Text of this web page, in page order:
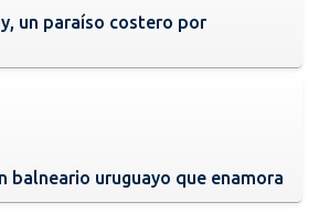
un paraíso costero por
balneario uruguayo que enamora